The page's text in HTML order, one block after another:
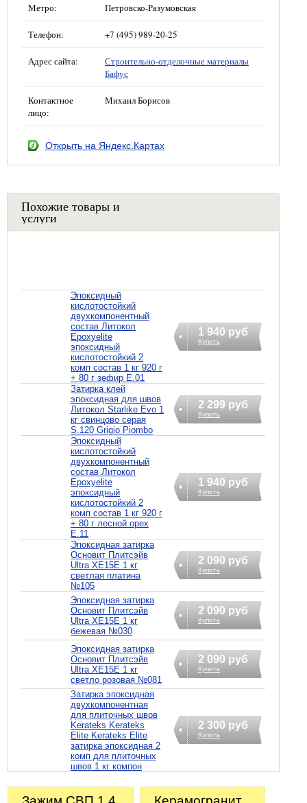
Метро: Петровско-Разумовская
Телефон: +7 (495) 989-20-25
Адрес сайта:
Строительно-отделочные материалы
Бафус
Контактное
лицо:
Михаил Борисов
Открыть на Яндекс.Картах
Похожие товары и
услуги
Эпоксидный
кислотостойкий
двухкомпонентный
состав Литокол
Epoxyelite
эпоксидный
кислотостойкий 2
комп состав 1 кг 920 г
+ 80 г зефир E.01
1 940 руб
Купить
Затирка клей
эпоксидная для швов
Литокол Starlike Evo 1
кг свинцово серая
S.120 Grigio Piombo
2 299 руб
Купить
Эпоксидный
кислотостойкий
двухкомпонентный
состав Литокол
Epoxyelite
эпоксидный
кислотостойкий 2
комп состав 1 кг 920 г
+ 80 г лесной орех
E.11
1 940 руб
Купить
Эпоксидная затирка
Основит Плитсэйв
Ultra XE15Е 1 кг
светлая платина
№105
2 090 руб
Купить
Эпоксидная затирка
Основит Плитсэйв
Ultra XE15Е 1 кг
бежевая №030
2 090 руб
Купить
Эпоксидная затирка
Основит Плитсэйв
Ultra XE15Е 1 кг
светло розовая №081
2 090 руб
Купить
Затирка эпоксидная
двухкомпонентная
для плиточных швов
Kerateks Kerateks
Elite Kerateks Elite
затирка эпоксидная 2
комп для плиточных
швов 1 кг компон
2 300 руб
Купить